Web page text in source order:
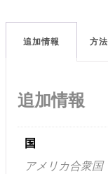
追加情報 方法
追加情報
国
アメリカ合衆国